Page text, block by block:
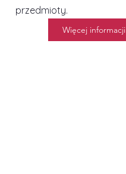
przedmioty.
Więcej informacji